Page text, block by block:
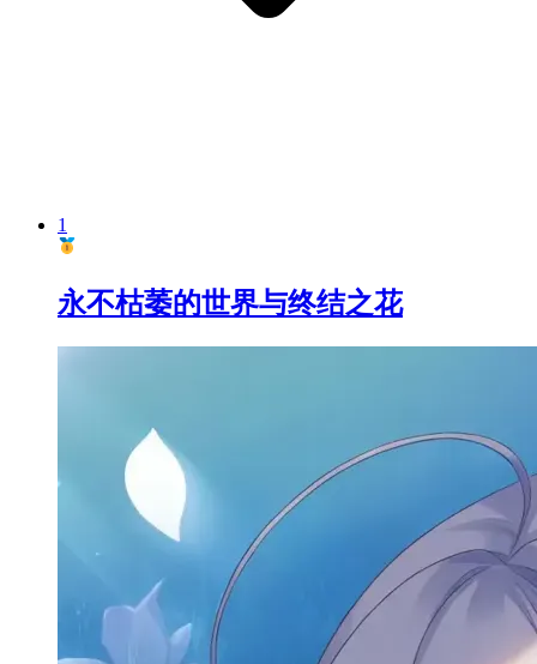
1
永不枯萎的世界与终结之花